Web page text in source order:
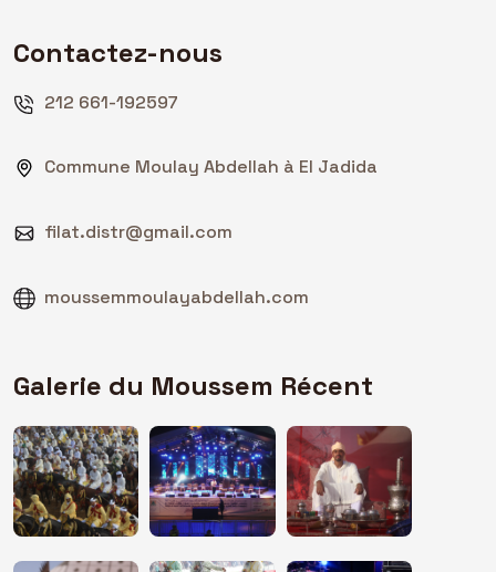
Contactez-nous
212 661-192597
Commune Moulay Abdellah à El Jadida
filat.distr@gmail.com
moussemmoulayabdellah.com
Galerie du Moussem Récent